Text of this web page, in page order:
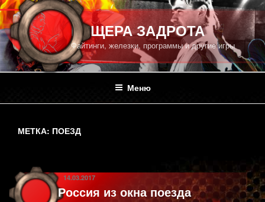
Перейти
к
содержимому
ПЕЩЕРА ЗАДРОТА
Файтинги, железки, программы и другие игры
Меню
МЕТКА: ПОЕЗД
ОПУБЛИКОВАНО
14.03.2017
Россия из окна поезда